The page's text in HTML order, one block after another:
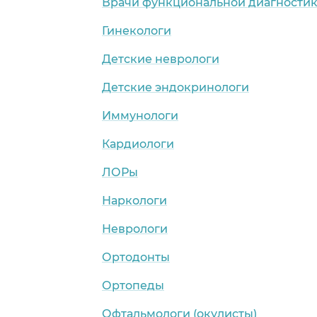
Гинекологи
Детские неврологи
Детские эндокринологи
Иммунологи
Кардиологи
ЛОРы
Наркологи
Неврологи
Ортодонты
Ортопеды
Офтальмологи (окулисты)